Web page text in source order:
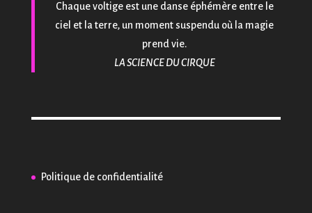
Chaque voltige est une danse éphémère entre le
ciel et la terre, un moment suspendu où la magie
prend vie.
LA SCIENCE DU CIRQUE
Politique de confidentialité